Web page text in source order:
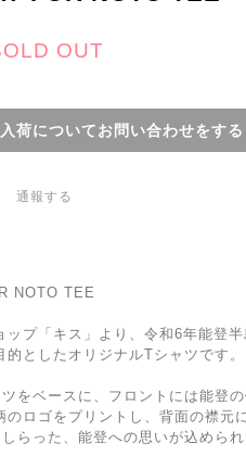
OUT
荷についてお問い合わせをする
通報する
NOTO TEE
ップ「キス」より、令和6年能登
的としたオリジナルTシャツです。
をベースに、フロントには能登
のロゴをプリントし、背面の襟元
らった、能登への思いが込められ